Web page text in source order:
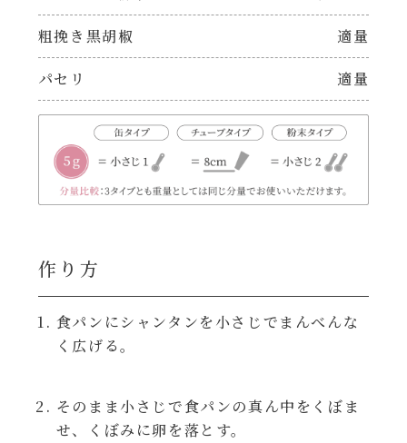
パウチのまんまシリーズ
シャンタン鍋
おもてなし
レンジ調理
焼肉のたれ 二代目
やみつききゃべつの塩たれ
だしまろ酢
聖護院かぶらのもみじおろしぽん酢
ハコネーゼ 海老クリーム
ハコネーゼ ボロネーゼ
ハコネーゼ カルボナーラ
粗挽き黒胡椒 適量
パセリ 適量
作り方
食パンにシャンタンを小さじでまんべんな
く広げる。
そのまま小さじで食パンの真ん中をくぼま
せ、くぼみに卵を落とす。